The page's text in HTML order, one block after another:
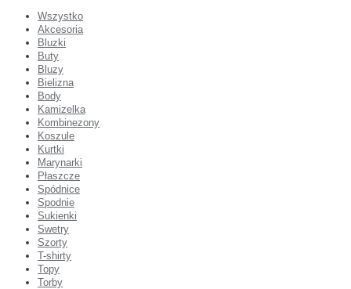
Wszystko
Akcesoria
Bluzki
Buty
Bluzy
Bielizna
Body
Kamizelka
Kombinezony
Koszule
Kurtki
Marynarki
Płaszcze
Spódnice
Spodnie
Sukienki
Swetry
Szorty
T-shirty
Topy
Torby